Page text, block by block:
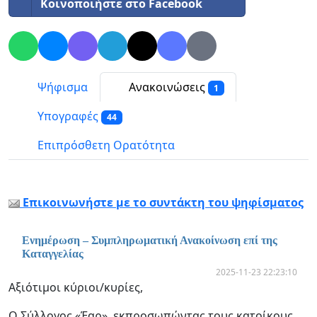
Κοινοποιήστε στο Facebook
Ψήφισμα Ανακοινώσεις 1
Υπογραφές 44
Επιπρόσθετη Ορατότητα
Επικοινωνήστε με το συντάκτη του ψηφίσματος
Ενημέρωση – Συμπληρωματική Ανακοίνωση επί της
Καταγγελίας
2025-11-23 22:23:10
Αξιότιμοι κύριοι/κυρίες,